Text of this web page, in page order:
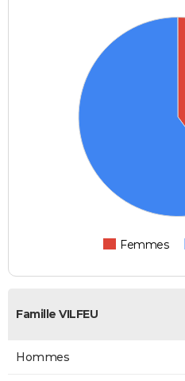
Femmes
Famille VILFEU
Hommes